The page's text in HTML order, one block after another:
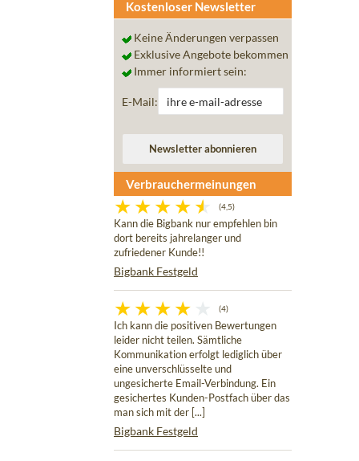
Kostenloser Newsletter
Keine Änderungen verpassen
Exklusive Angebote bekommen
Immer informiert sein:
E-Mail:
Verbrauchermeinungen
(4,5)
Kann die Bigbank nur empfehlen bin
dort bereits jahrelanger und
zufriedener Kunde!!
Bigbank Festgeld
(4)
Ich kann die positiven Bewertungen
leider nicht teilen. Sämtliche
Kommunikation erfolgt lediglich über
eine unverschlüsselte und
ungesicherte Email-Verbindung. Ein
gesichertes Kunden-Postfach über das
man sich mit der [...]
Bigbank Festgeld